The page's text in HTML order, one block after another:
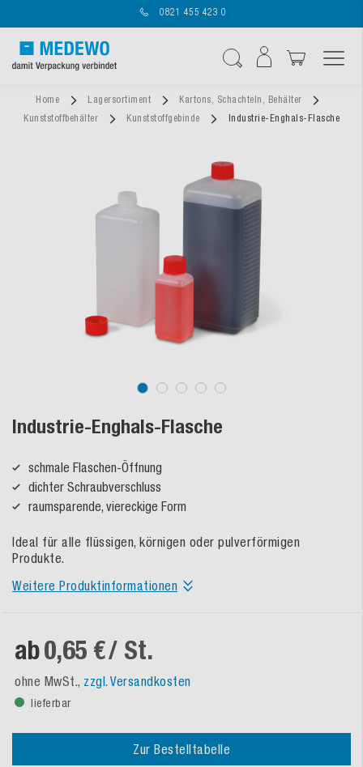
0821 455 423 0
Home Lagersortiment
Kartons, Schachteln, Behälter
Kunststoffbehälter
Kunststoffgebinde Industrie-Enghals-Flasche
Industrie-Enghals-Flasche
schmale Flaschen-Öffnung
dichter Schraubverschluss
raumsparende, viereckige Form
Ideal für alle flüssigen, körnigen oder pulverförmigen
Produkte.
Weitere Produktinformationen
ab0,65 €/ St.
ohne MwSt., zzgl. Versandkosten
lieferbar
Zur Bestelltabelle